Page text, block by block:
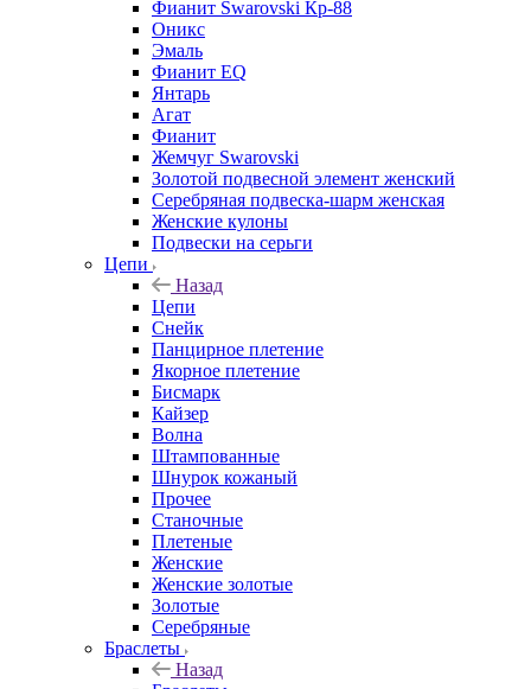
Фианит Swarovski Кр-88
Оникс
Эмаль
Фианит EQ
Янтарь
Агат
Фианит
Жемчуг Swarovski
Золотой подвесной элемент женcкий
Серебряная подвеска-шарм женская
Женские кулоны
Подвески на серьги
Цепи
Назад
Цепи
Снейк
Панцирное плетение
Якорное плетение
Бисмарк
Кайзер
Волна
Штампованные
Шнурок кожаный
Прочее
Станочные
Плетеные
Женские
Женские золотые
Золотые
Серебряные
Браслеты
Назад